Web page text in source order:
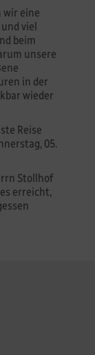
wir eine
viel
beim
unsere
in der
wieder
Reise
05.
Stollhof
erreicht,